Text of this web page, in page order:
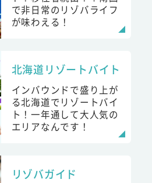
で非日常のリゾバライフ
が味わえる！
北海道リゾートバイト
インバウンドで盛り上が
る北海道でリゾートバイ
ト！一年通して大人気の
エリアなんです！
リゾバガイド